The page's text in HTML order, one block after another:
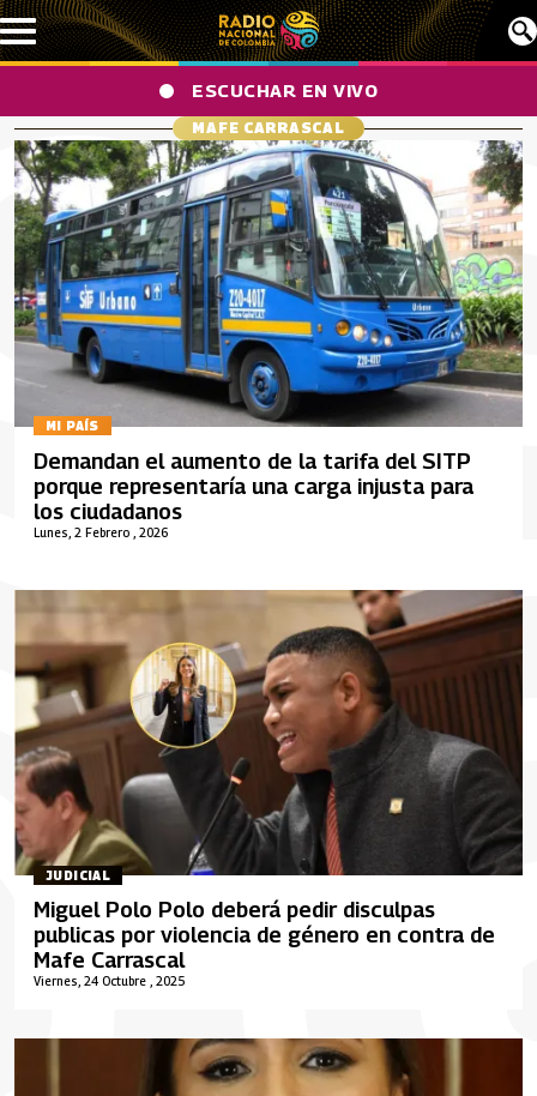
Pasar al contenido principal
ESCUCHAR EN VIVO
MAFE CARRASCAL
MI PAÍS
Lunes, 2 Febrero , 2026
Demandan el aumento de la tarifa del SITP
porque representaría una carga injusta para
los ciudadanos
JUDICIAL
Viernes, 24 Octubre , 2025
Miguel Polo Polo deberá pedir disculpas
publicas por violencia de género en contra de
Mafe Carrascal